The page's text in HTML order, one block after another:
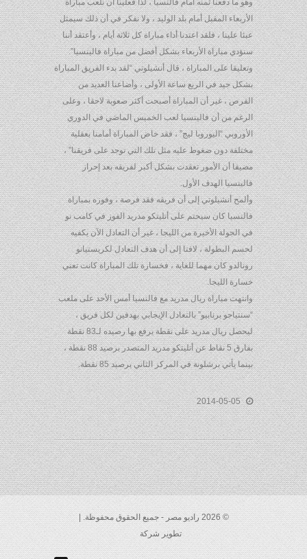
وهو ما دفعنا ثمنه أمام فالنسيا ، لذا فعلينا أن نلعب مباراة
الأربعاء المقبل أمام بلد الوليد ، ولا نفكر في أن ذلك سيمثل
عبئا علينا ، فلقد اعتدنا أداء مباراة كل ثلاثة أيام ، وأعتقد أننا
سنؤدي مباراة الأربعاء بشكل أفضل من مباراة فالينسيا”.
وتعليقا على المباراة ، قال أنشيلوتي “لقد بدء الفريق المباراة
بشكل جيد في الربع ساعة الأولى ، وأضاعنا العديد من
الفرص ، غير أن المباراة أصبحت أكثر صعوبة لاحقا ، وعلى
الرغم من أن فالينسيا لعب الخميس الماضي في الدوري
الأوروبي “اليوروبا ليج” ، فقد خاض المباراة أمامنا بعقلية
مختلفة دون ضغوط عليه مثل تلك التي توجد على فريقنا” ،
مضيفا أن الأمور تعقدت بشكل أكبر لفريقه بعد إحراز
فالينسيا الهدف الأول.
وألمح أنشيلوتي إلى أن فريقه فقد فرصة ، وفوزه بمباراة
فالنسيا كان سيحتم على أتليتكو مدريد الفوز في كامب نو
في الجولة الأخيرة من الليجا ، غير أن التعادل الآن يكفيه
لحسم البطولة ، لافتا إلى أن هدف التعادل لكريستيانو
رونالدو كان مهما للغاية ، فخسارة تلك المباراة كانت تعني
خسارة الليجا.
وانتهت مباراة ريال مدريد مع فالنسيا أمس الأحد على ملعب
“سنتياجو برنابيو” بالتعادل الإيجابي بهدفين لكل فريق ،
ليحصل ريال مدريد على نقطة يرفع بها رصيده لـ83 نقطة
بفارق 5 نقاط عن أتليتكو مدريد المتصدر برصيد 88 نقطة ،
بينما يأتي برشلونة في المركز الثاني برصيد 85 نقطة.
2014-05-05
© 2026 راديو مصر - جميع الحقوق محفوظة. |
تطوير شركة